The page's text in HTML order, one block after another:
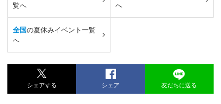
覧へ へ
全国の夏休みイベント一覧
へ
シェアする シェア 友だちに送る